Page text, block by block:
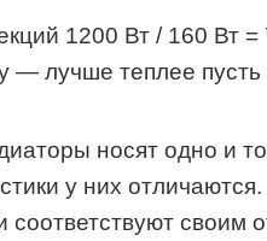
1200 Вт / 160 Вт =
— лучше теплее пусть
носят одно и
у них
соответствуют своим